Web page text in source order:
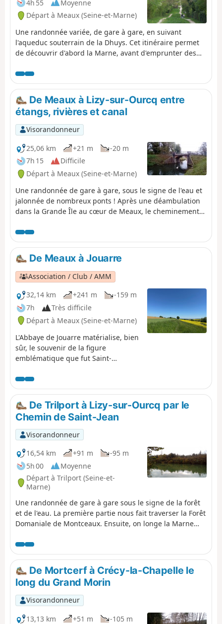
4h 55
Moyenne
Départ à Meaux (Seine-et-Marne)
Une randonnée variée, de gare à gare, en suivant
l'aqueduc souterrain de la Dhuys. Cet itinéraire permet
de découvrir d'abord la Marne, avant d'emprunter des
De Meaux à Lizy-sur-Ourcq entre
étangs, rivières et canal
Visorandonneur
25,06 km
+21 m
-20 m
7h 15
Difficile
Départ à Meaux (Seine-et-Marne)
Une randonnée de gare à gare, sous le signe de l'eau et
jalonnée de nombreux ponts ! Après une déambulation
dans la Grande Île au cœur de Meaux, le cheminement
Ensuite, l'itinéraire alterne de longs tronçons le long du
Canal de l'Ourcq et des passages en sous-bois, au bord
de la Marne ou de la rivière Ourcq.
De Meaux à Jouarre
Association / Club / AMM
32,14 km
+241 m
-159 m
7h
Très difficile
Départ à Meaux (Seine-et-Marne)
L'Abbaye de Jouarre matérialise, bien
sûr, le souvenir de la figure
emblématique que fut Saint-
fin du 6ème siècle, issu de l'héroïque
lignée des grands saints qui ont
contribué à « faire » l'Europe. Sa
ténacité et sa clairvoyance
impressionnèrent les plus hauts
dignitaires de l'époque dont
Chigneric qui lui demanda de
baptiser ses enfants et Authaire,
notable de Ussy, dont les enfants
furent les bâtisseurs des Monastères
de Reuil-en-Brie, Rebais et Jouarre.
De Trilport à Lizy-sur-Ourcq par le
Chemin de Saint-Jean
Visorandonneur
16,54 km
+91 m
-95 m
5h 00
Moyenne
Départ à Trilport (Seine-et-
Marne)
Une randonnée de gare à gare sous le signe de la forêt
et de l'eau. La première partie nous fait traverser la Forêt
Domaniale de Montceaux. Ensuite, on longe la Marne
partie se déroule le long du Canal de l'Ourcq et nous fait
passer au confluent de la Marne et de la rivière Ourcq.
De Mortcerf à Crécy-la-Chapelle le
long du Grand Morin
Visorandonneur
13,13 km
+51 m
-105 m